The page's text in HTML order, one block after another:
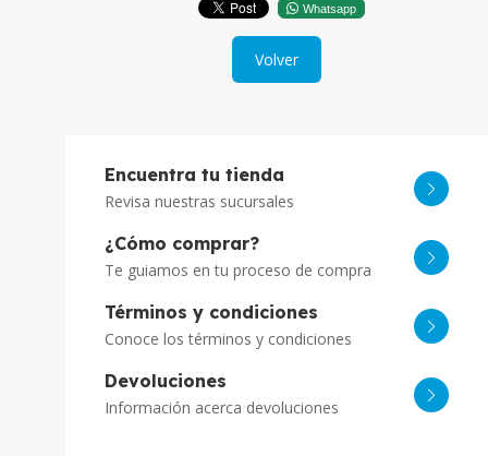
Whatsapp
Volver
Encuentra tu tienda
Revisa nuestras sucursales
¿Cómo comprar?
Te guiamos en tu proceso de compra
Términos y condiciones
Conoce los términos y condiciones
Devoluciones
Información acerca devoluciones